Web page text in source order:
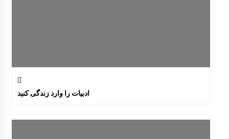
ادبیات را وارد زندگی کنید